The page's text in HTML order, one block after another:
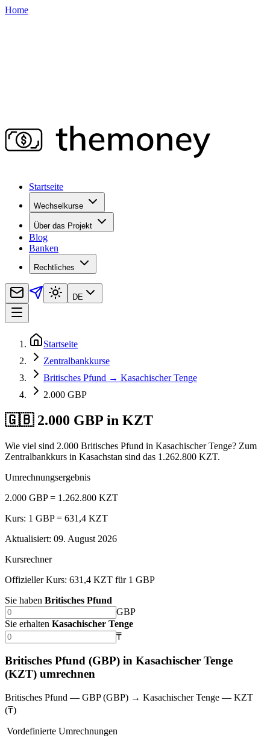
Home
Startseite
Wechselkurse
Über das Projekt
Blog
Banken
Rechtliches
DE
Startseite
Zentralbankkurse
Britisches Pfund → Kasachischer Tenge
2.000 GBP
🇬🇧 2.000 GBP in KZT
Wie viel sind 2.000 Britisches Pfund in Kasachischer Tenge? Zum
Zentralbankkurs in Kasachstan sind das 1.262.800 KZT.
Umrechnungsergebnis
2.000 GBP = 1.262.800 KZT
Kurs: 1 GBP = 631,4 KZT
Aktualisiert: 09. August 2026
Kursrechner
Offizieller Kurs: 631,4 KZT für 1 GBP
Sie haben Britisches Pfund
GBP
Sie erhalten Kasachischer Tenge
₸
Britisches Pfund (GBP) in Kasachischer Tenge
(KZT) umrechnen
Britisches Pfund — GBP (GBP) → Kasachischer Tenge — KZT
(₸)
Vordefinierte Umrechnungen